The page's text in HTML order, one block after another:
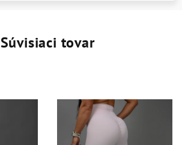
Súvisiaci tovar